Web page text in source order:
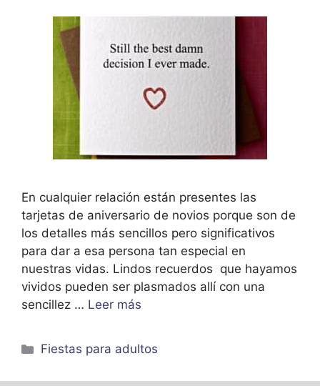
En cualquier relación están presentes las
tarjetas de aniversario de novios porque son de
los detalles más sencillos pero significativos
para dar a esa persona tan especial en
nuestras vidas. Lindos recuerdos que hayamos
vividos pueden ser plasmados allí con una
sencillez … Leer más
Categorías
Fiestas para adultos